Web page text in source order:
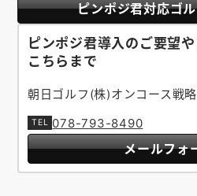
ピンポジ君対応ゴ
ピンポジ君導入のご要望
こちらまで
朝日ゴルフ(株)オンコース戦
078-793-8490
メールフォ